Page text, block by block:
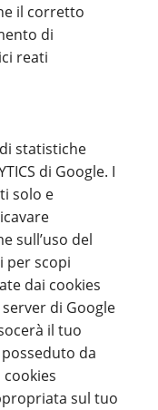
il corretto
di
reati
statistiche
di Google. I
solo e
sull’uso del
per scopi
dai cookies
di Google
il tuo
da
sul tuo